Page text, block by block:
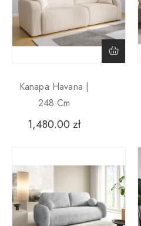
Kanapa Havana |
248 Cm
1,480.00 zł